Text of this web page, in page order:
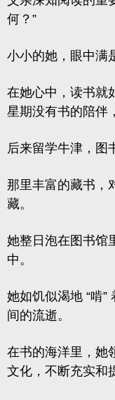
何？”
小小的她，眼中满
在她心中，读书就
星期没有书的陪伴
后来留学牛津，图
那里丰富的藏书，
藏。
她整日泡在图书馆
中。
她如饥似渴地 “啃”
间的流逝。
在书的海洋里，她
文化，不断充实和